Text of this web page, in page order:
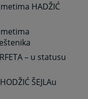
HADŽIĆ
– u statusu
HODŽIĆ ŠEJLAu